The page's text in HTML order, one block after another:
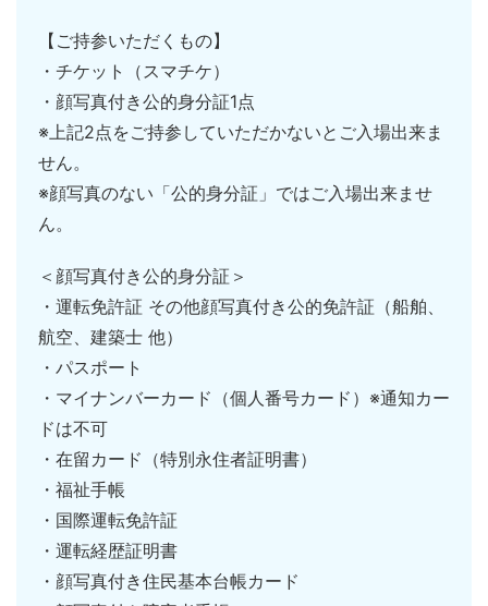
【ご持参いただくもの】
・チケット（スマチケ）
・顔写真付き公的身分証1点
※上記2点をご持参していただかないとご入場出来ま
せん。
※顔写真のない「公的身分証」ではご入場出来ませ
ん。
＜顔写真付き公的身分証＞
・運転免許証 その他顔写真付き公的免許証（船舶、
航空、建築士 他）
・パスポート
・マイナンバーカード（個人番号カード）※通知カー
ドは不可
・在留カード（特別永住者証明書）
・福祉手帳
・国際運転免許証
・運転経歴証明書
・顔写真付き住民基本台帳カード